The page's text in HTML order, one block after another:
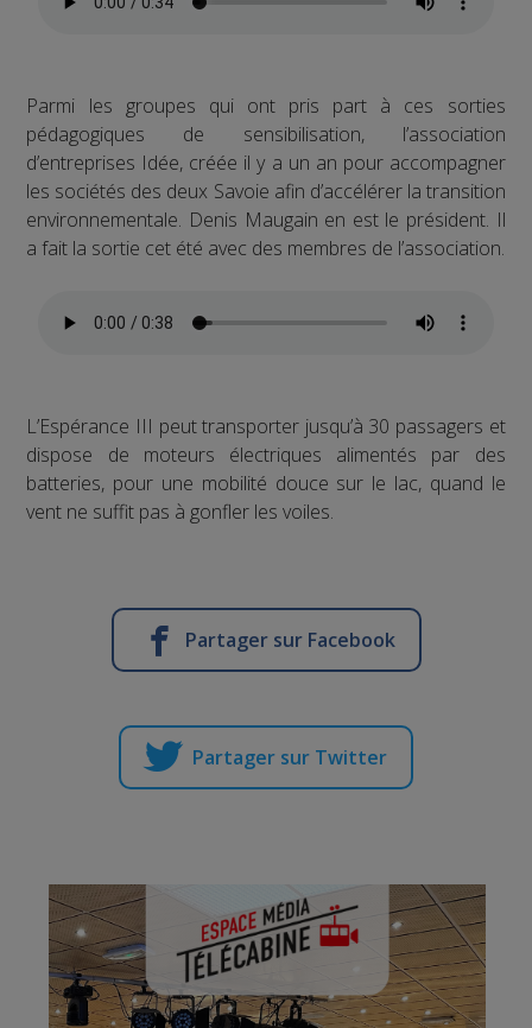
Parmi les groupes qui ont pris part à ces sorties
pédagogiques de sensibilisation, l’association
d’entreprises Idée, créée il y a un an pour accompagner
les sociétés des deux Savoie afin d’accélérer la transition
environnementale. Denis Maugain en est le président. Il
a fait la sortie cet été avec des membres de l’association.
L’Espérance III peut transporter jusqu’à 30 passagers et
dispose de moteurs électriques alimentés par des
batteries, pour une mobilité douce sur le lac, quand le
vent ne suffit pas à gonfler les voiles.
Partager sur Facebook
Partager sur Twitter